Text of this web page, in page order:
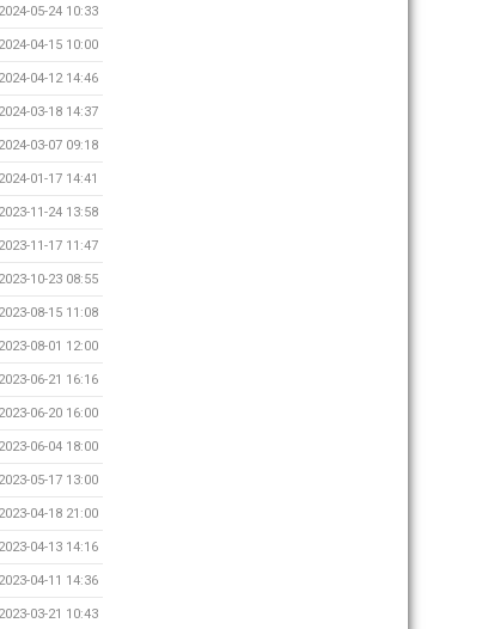
2024-05-24 10:33
2024-04-15 10:00
2024-04-12 14:46
2024-03-18 14:37
2024-03-07 09:18
2024-01-17 14:41
2023-11-24 13:58
2023-11-17 11:47
2023-10-23 08:55
2023-08-15 11:08
2023-08-01 12:00
2023-06-21 16:16
2023-06-20 16:00
2023-06-04 18:00
2023-05-17 13:00
2023-04-18 21:00
2023-04-13 14:16
2023-04-11 14:36
2023-03-21 10:43